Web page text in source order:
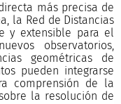
más precisa de
la Red de Distancias
y extensible para el
observatorios,
geométricas de
pueden integrarse
comprensión de la
la resolución de